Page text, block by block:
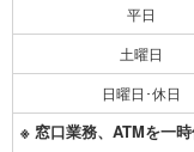
平日
土曜日
日曜日･休日
※ 窓口業務、ATMを一